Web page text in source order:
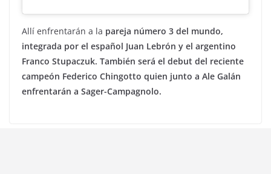
Allí enfrentarán a la pareja número 3 del mundo,
integrada por el español Juan Lebrón y el argentino
Franco Stupaczuk. También será el debut del reciente
campeón Federico Chingotto quien junto a Ale Galán
enfrentarán a Sager-Campagnolo.